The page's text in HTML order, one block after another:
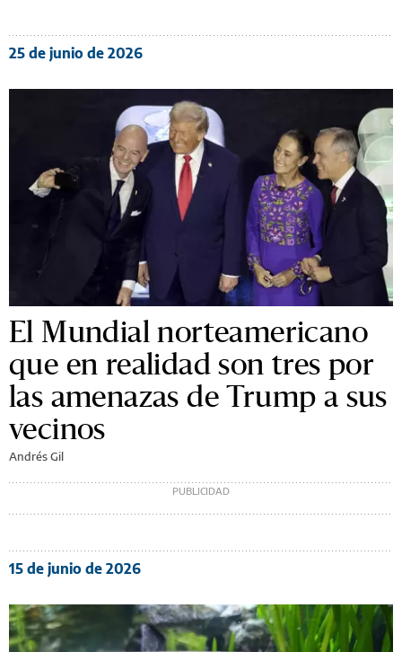
25 de junio de 2026
El Mundial norteamericano
que en realidad son tres por
las amenazas de Trump a sus
vecinos
Andrés Gil
15 de junio de 2026